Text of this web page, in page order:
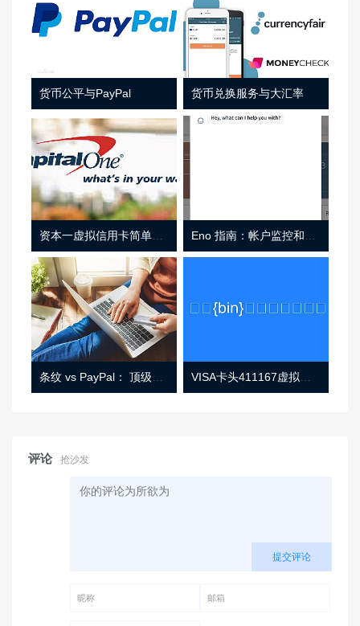
货币公平与PayPal 货币兑换服务与大汇率
资本一虚拟信用卡简单介绍
条纹 vs PayPal： 顶级功能， 定价 （和更多！ VISA卡头411167虚拟卡基础信息
评论 抢沙发
提交评论